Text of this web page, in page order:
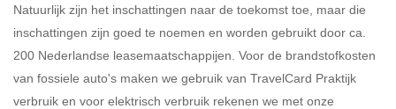
69.399,- )
Eigen bijdrage
Natuurlijk zijn het inschattingen naar de toekomst toe, maar die
inschattingen zijn goed te noemen en worden gebruikt door ca.
200 Nederlandse leasemaatschappijen. Voor de brandstofkosten
van fossiele auto's maken we gebruik van TravelCard Praktijk
verbruik en voor elektrisch verbruik rekenen we met onze